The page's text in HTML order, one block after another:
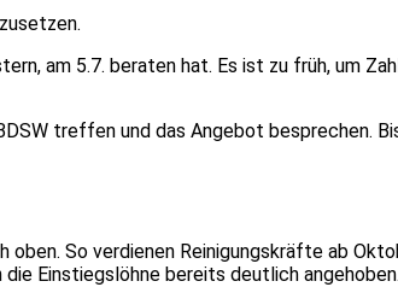
am 5.7. beraten hat. Es ist zu früh, um
treffen und das Angebot besprechen.
So verdienen Reinigungskräfte ab
Einstiegslöhne bereits deutlich angehoben.